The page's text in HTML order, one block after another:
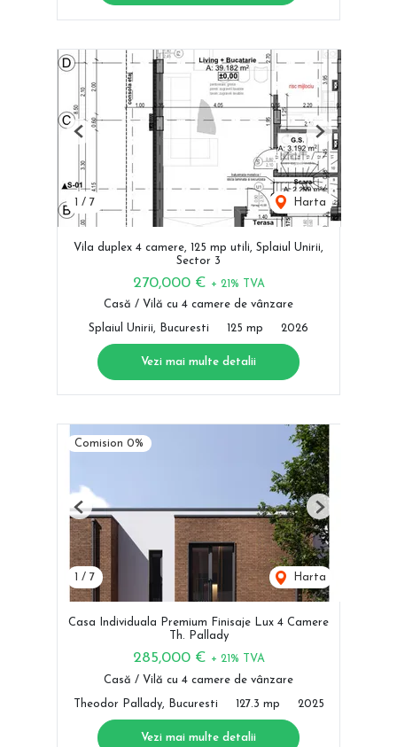
1 / 7 Harta
Previous Next
Vila duplex 4 camere, 125 mp utili, Splaiul Unirii,
Sector 3
270,000 € + 21% TVA
Casă / Vilă cu 4 camere de vânzare
Splaiul Unirii, Bucuresti 125 mp 2026
Vezi mai multe detalii
Comision 0%
/ 7 Harta
Previous Next
Casa Individuala Premium Finisaje Lux 4 Camere
Th. Pallady
285,000 € + 21% TVA
Casă / Vilă cu 4 camere de vânzare
Theodor Pallady, Bucuresti 127.3 mp 2025
Vezi mai multe detalii